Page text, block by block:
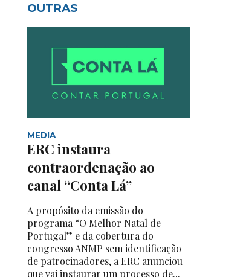
OUTRAS
MEDIA
ERC instaura
contraordenação ao
canal “Conta Lá”
A propósito da emissão do
programa “O Melhor Natal de
Portugal” e da cobertura do
congresso ANMP sem identificação
de patrocinadores, a ERC anunciou
que vai instaurar um processo de...